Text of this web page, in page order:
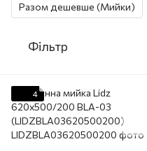
Разом дешевше (Мийки)
Фільтр
4